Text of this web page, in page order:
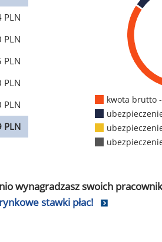
PLN
PLN
PLN
PLN
PLN
PLN
kwota brutto
wynagradzasz swoich
stawki płac!